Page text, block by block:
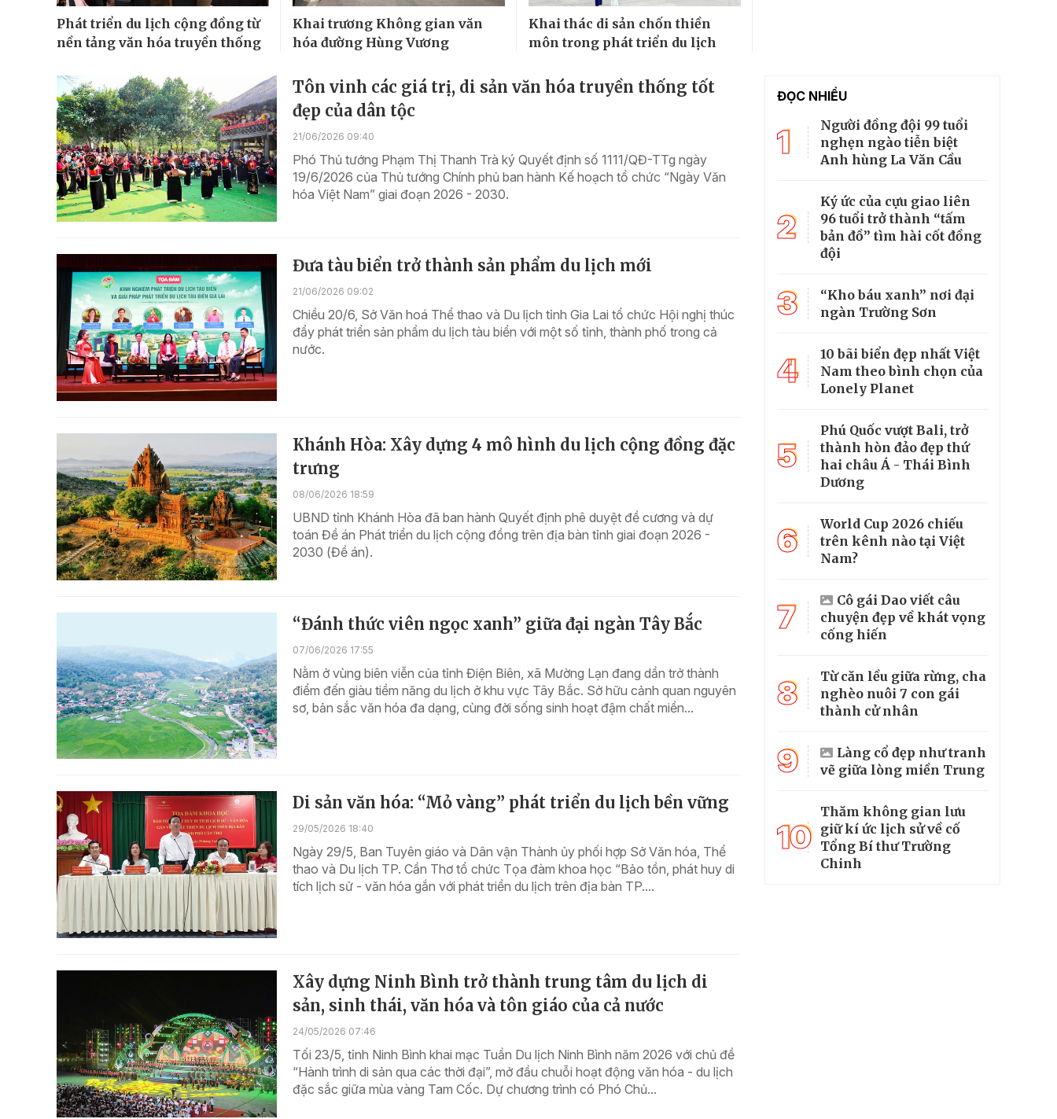
Phát triển du lịch cộng đồng từ
nền tảng văn hóa truyền thống
Khai trương Không gian văn
hóa đường Hùng Vương
Khai thác di sản chốn thiền
môn trong phát triển du lịch
Tôn vinh các giá trị, di sản văn hóa truyền thống tốt
đẹp của dân tộc
21/06/2026 09:40
Phó Thủ tướng Phạm Thị Thanh Trà ký Quyết định số 1111/QĐ-TTg ngày
19/6/2026 của Thủ tướng Chính phủ ban hành Kế hoạch tổ chức “Ngày Văn
hóa Việt Nam” giai đoạn 2026 - 2030.
Đưa tàu biển trở thành sản phẩm du lịch mới
21/06/2026 09:02
Chiều 20/6, Sở Văn hoá Thể thao và Du lịch tỉnh Gia Lai tổ chức Hội nghị thúc
đẩy phát triển sản phẩm du lịch tàu biển với một số tỉnh, thành phố trong cả
nước.
Khánh Hòa: Xây dựng 4 mô hình du lịch cộng đồng đặc
trưng
08/06/2026 18:59
UBND tỉnh Khánh Hòa đã ban hành Quyết định phê duyệt đề cương và dự
toán Đề án Phát triển du lịch cộng đồng trên địa bàn tỉnh giai đoạn 2026 -
2030 (Đề án).
“Đánh thức viên ngọc xanh” giữa đại ngàn Tây Bắc
07/06/2026 17:55
Nằm ở vùng biên viễn của tỉnh Điện Biên, xã Mường Lạn đang dần trở thành
điểm đến giàu tiềm năng du lịch ở khu vực Tây Bắc. Sở hữu cảnh quan nguyên
sơ, bản sắc văn hóa đa dạng, cùng đời sống sinh hoạt đậm chất miền...
Di sản văn hóa: “Mỏ vàng” phát triển du lịch bền vững
29/05/2026 18:40
Ngày 29/5, Ban Tuyên giáo và Dân vận Thành ủy phối hợp Sở Văn hóa, Thể
thao và Du lịch TP. Cần Thơ tổ chức Tọa đàm khoa học “Bảo tồn, phát huy di
tích lịch sử - văn hóa gắn với phát triển du lịch trên địa bàn TP....
Xây dựng Ninh Bình trở thành trung tâm du lịch di
sản, sinh thái, văn hóa và tôn giáo của cả nước
24/05/2026 07:46
Tối 23/5, tỉnh Ninh Bình khai mạc Tuần Du lịch Ninh Bình năm 2026 với chủ đề
“Hành trình di sản qua các thời đại”, mở đầu chuỗi hoạt động văn hóa - du lịch
đặc sắc giữa mùa vàng Tam Cốc. Dự chương trình có Phó Chủ...
ĐỌC NHIỀU
1
Người đồng đội 99 tuổi
nghẹn ngào tiễn biệt
Anh hùng La Văn Cầu
2
Ký ức của cựu giao liên
96 tuổi trở thành “tấm
bản đồ” tìm hài cốt đồng
đội
3
“Kho báu xanh” nơi đại
ngàn Trường Sơn
4
10 bãi biển đẹp nhất Việt
Nam theo bình chọn của
Lonely Planet
5
Phú Quốc vượt Bali, trở
thành hòn đảo đẹp thứ
hai châu Á - Thái Bình
Dương
6
World Cup 2026 chiếu
trên kênh nào tại Việt
Nam?
7
Cô gái Dao viết câu
chuyện đẹp về khát vọng
cống hiến
8
Từ căn lều giữa rừng, cha
nghèo nuôi 7 con gái
thành cử nhân
9
Làng cổ đẹp như tranh
vẽ giữa lòng miền Trung
10
Thăm không gian lưu
giữ kí ức lịch sử về cố
Tổng Bí thư Trường
Chinh